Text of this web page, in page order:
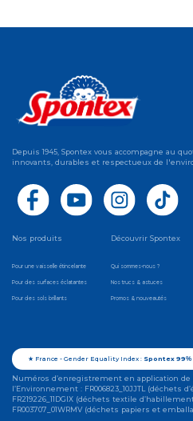
Depuis 1945, Spontex vous accompagne au
innovants, durables et respectueux de
Nos produits
Pour une vaisselle étincelante
Pour des surfaces éclatantes
Pour des sols brillants
Découvrir Spontex
Qui sommes-nous ?
Nos trucs & astuces
Promos & nouveautés
★ France - Gender Equality Index : Spontex 99%
Numéros d’enregistrement en application de
l’Environnement : FR006823_10JJTL (déchets
FR219226_11DGIX (déchets textile
FR003707_01WRMV (déchets papiers et